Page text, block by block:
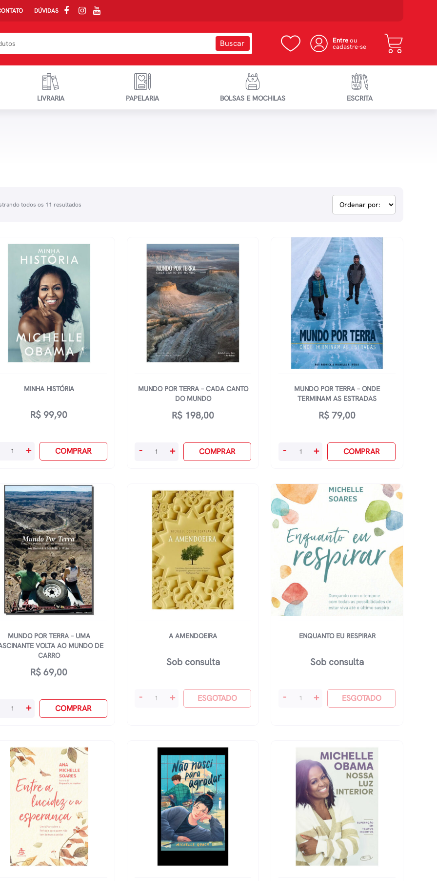
DÚVIDAS
Entreou
cadastre-se
LIVRARIA PAPELARIA BOLSAS E MOCHILAS ESCRITA
todos os 11 resultados
MINHA HISTÓRIA
R$ 99,90
+ COMPRAR
MUNDO POR TERRA – CADA CANTO
DO MUNDO
R$ 198,00
Mundo
Cada
Canto
Mundo
quantidade
- + COMPRAR
MUNDO POR TERRA – ONDE
TERMINAM AS ESTRADAS
R$ 79,00
Mundo
-
Onde
Terminam
As
Estradas
quantidade
- + COMPRAR
MUNDO POR TERRA – UMA
VOLTA AO MUNDO DE
CARRO
R$ 69,00
+ COMPRAR
A AMENDOEIRA
Sob consulta
- + ESGOTADO
ENQUANTO EU RESPIRAR
Sob consulta
Enquanto
- + ESGOTADO